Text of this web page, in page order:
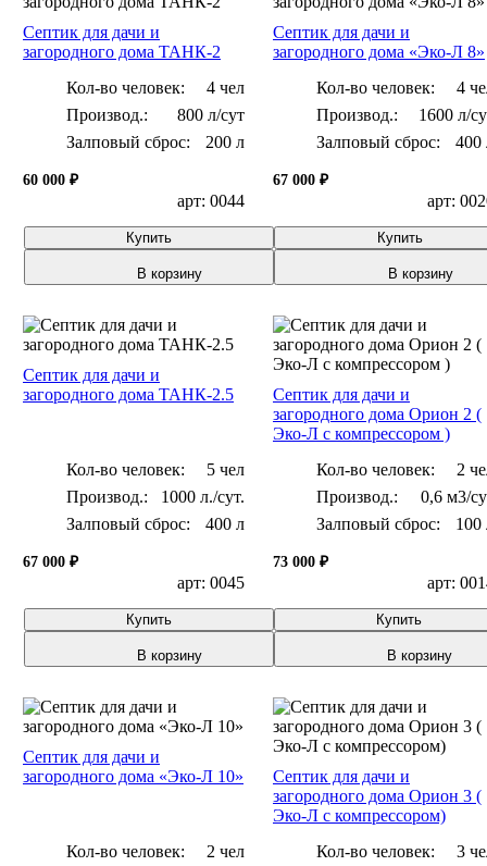
Септик для дачи и
загородного дома ТАНК-2
Кол-во человек:
4 чел
800 л/сут
Залповый сброс:
200 л
60 000 ₽
арт: 0044
Купить
В корзину
Септик для дачи и
загородного дома «Эко-Л 8»
Кол-во человек:
4
1600 л/
Залповый сброс:
400
67 000 ₽
арт:
Купить
В корзину
Септик для дачи и
загородного дома ТАНК-2.5
Кол-во человек:
5 чел
1000 л./сут.
Залповый сброс:
400 л
67 000 ₽
арт: 0045
Купить
В корзину
Септик для дачи и
загородного дома Орион 2 (
Эко-Л с компрессором )
Кол-во человек:
2
0,6 м3/
Залповый сброс:
100
73 000 ₽
арт:
Купить
В корзину
Септик для дачи и
загородного дома «Эко-Л 10»
Кол-во человек:
2 чел
Септик для дачи и
загородного дома Орион 3 (
Эко-Л с компрессором)
Кол-во человек:
3